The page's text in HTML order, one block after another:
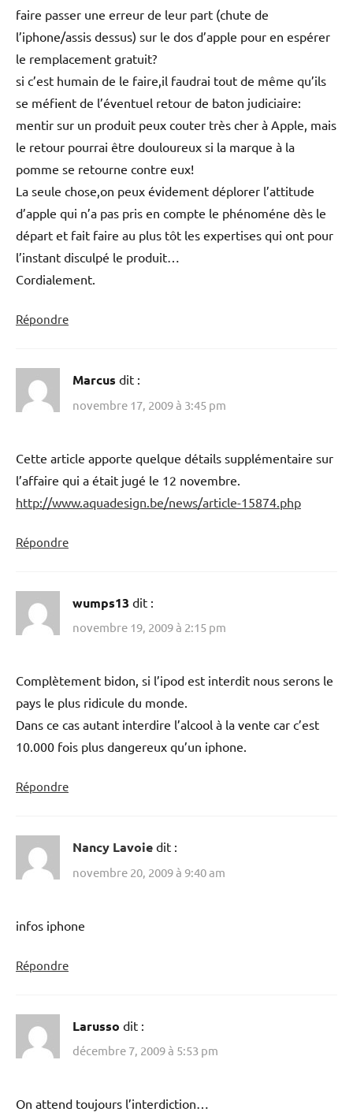
faire passer une erreur de leur part (chute de
l’iphone/assis dessus) sur le dos d’apple pour en espérer
le remplacement gratuit?
si c’est humain de le faire,il faudrai tout de même qu’ils
se méfient de l’éventuel retour de baton judiciaire:
mentir sur un produit peux couter très cher à Apple, mais
le retour pourrai être douloureux si la marque à la
pomme se retourne contre eux!
La seule chose,on peux évidement déplorer l’attitude
d’apple qui n’a pas pris en compte le phénoméne dès le
départ et fait faire au plus tôt les expertises qui ont pour
l’instant disculpé le produit…
Cordialement.
Répondre
Marcus dit :
novembre 17, 2009 à 3:45 pm
Cette article apporte quelque détails supplémentaire sur
l’affaire qui a était jugé le 12 novembre.
http://www.aquadesign.be/news/article-15874.php
Répondre
wumps13 dit :
novembre 19, 2009 à 2:15 pm
Complètement bidon, si l’ipod est interdit nous serons le
pays le plus ridicule du monde.
Dans ce cas autant interdire l’alcool à la vente car c’est
10.000 fois plus dangereux qu’un iphone.
Répondre
Nancy Lavoie dit :
novembre 20, 2009 à 9:40 am
infos iphone
Répondre
Larusso dit :
décembre 7, 2009 à 5:53 pm
On attend toujours l’interdiction…